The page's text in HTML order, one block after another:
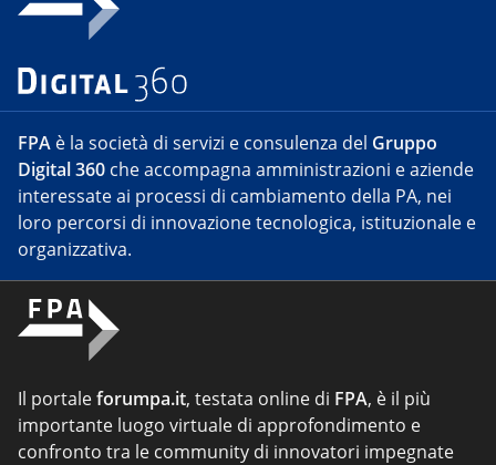
FPA è la società di servizi e consulenza del Gruppo
Digital 360 che accompagna amministrazioni e aziende
interessate ai processi di cambiamento della PA, nei
loro percorsi di innovazione tecnologica, istituzionale e
organizzativa.
Il portaleforumpa.it, testata online di FPA, è il più
importante luogo virtuale di approfondimento e
confronto tra le community di innovatori impegnate